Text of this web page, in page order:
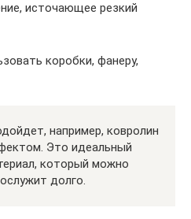
источающее резкий
коробки, фанеру,
например, ковролин
Это идеальный
который можно
долго.